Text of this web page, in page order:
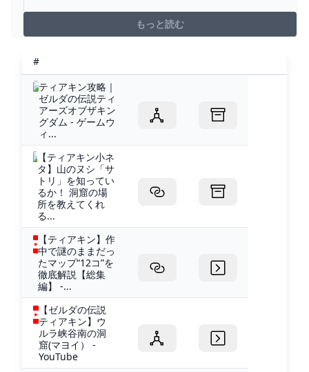
もっと読む
#
ティアキン攻略｜
ゼルダの伝説ティ
アーズオブザキン
グダム - ゲームウ
ィ...
【ティアキン小ネ
タ】山のヌシ「サ
トリ」を知ってい
るか！ 洞窟の場
所を教えてくれ
る...
【ティアキン】作
中で謎のままだっ
たマップ“12コ”を
徹底解説【総集
編】 -...
【ゼルダの伝説
ティアキン】ウ
ルラ峡谷南の洞
窟(マヨイ） -
YouTube